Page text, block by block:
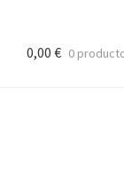
0,00 € 0